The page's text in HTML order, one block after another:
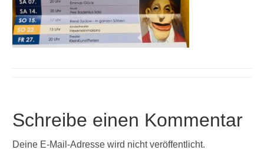
Schreibe einen Kommentar
Deine E-Mail-Adresse wird nicht veröffentlicht.